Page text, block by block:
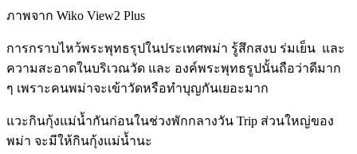
ภาพจาก Wiko View2 Plus
การกราบไหว้พระพุทธรุปในประเทศพม่า รู้สึกสงบ ร่มเย็น และ
ความสะอาดในบริเวณวัด และ องค์พระพุทธรูปนั้นถือว่าดีมาก
ๆ เพราะคนพม่าจะเข้าวัดหรือทำบุญกันเยอะมาก
แวะกินกุ้งแม่น้ำกันก่อนในช่วงพักกลางวัน Trip ส่วนใหญ่ของ
พม่า จะมีให้กินกุ้งแม่น้ำนะ